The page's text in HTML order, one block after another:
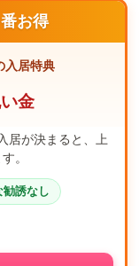
お得
入居特典
金
居が決まると、上
。
勧誘なし